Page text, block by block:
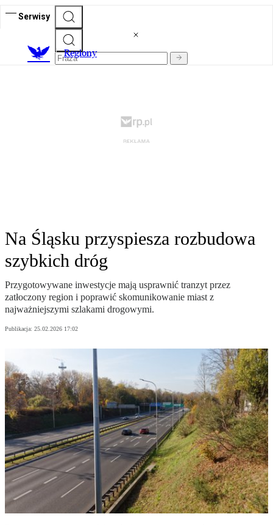
Serwisy
Regiony
Na Śląsku przyspiesza rozbudowa
szybkich dróg
Przygotowywane inwestycje mają usprawnić tranzyt przez
zatłoczony region i poprawić skomunikowanie miast z
najważniejszymi szlakami drogowymi.
Publikacja: 25.02.2026 17:02